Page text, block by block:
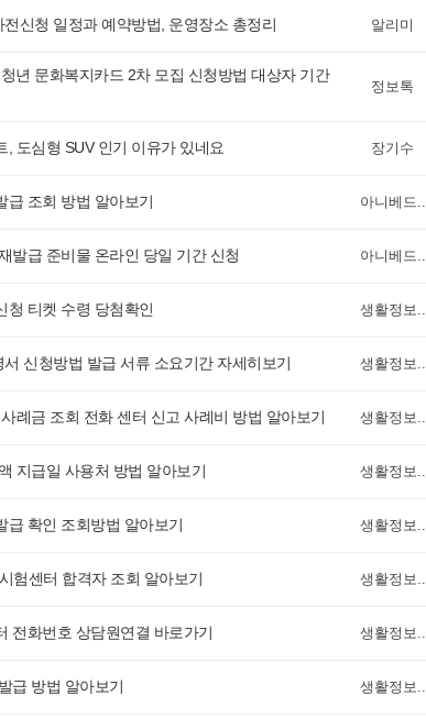
신청 일정과 예약방법, 운영장소 총정리 알리미
년 문화복지카드 2차 모집 신청방법 대상자 기간
정보톡
, 도심형 SUV 인기 이유가 있네요 장기수
급 조회 방법 알아보기 아니베드..
발급 준비물 온라인 당일 기간 신청 아니베드..
청 티켓 수령 당첨확인 생활정보..
신청방법 발급 서류 소요기간 자세히보기 생활정보..
례금 조회 전화 센터 신고 사례비 방법 알아보기 생활정보..
지급일 사용처 방법 알아보기 생활정보..
급 확인 조회방법 알아보기 생활정보..
험센터 합격자 조회 알아보기 생활정보..
전화번호 상담원연결 바로가기 생활정보..
급 방법 알아보기 생활정보..